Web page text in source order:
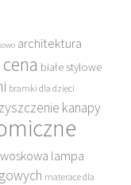
architektura
białe stylowe
bramki dla dzieci
kanapy
lampa
materace dla